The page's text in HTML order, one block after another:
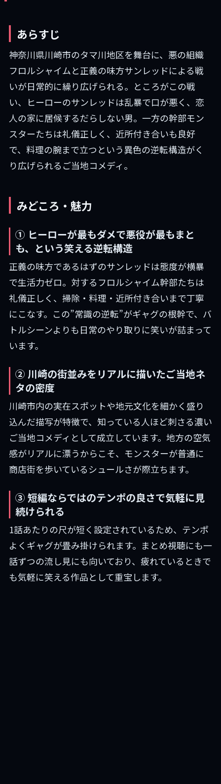
あらすじ
神奈川県川崎市のタマ川地区を舞台に、悪の組織
フロルシャイムと正義の味方サンレッドによる戦
いが日常的に繰り広げられる。ところがこの戦
い、ヒーローのサンレッドは乱暴で口が悪く、恋
人の家に居候するだらしない男。一方の幹部モン
スターたちは礼儀正しく、近所付き合いも良好
で、料理の腕まで立つという異色の逆転構造がく
り広げられるご当地コメディ。
みどころ・魅力
① ヒーローが最もダメで悪役が最もまと
も、という笑える逆転構造
正義の味方であるはずのサンレッドは態度が横暴
で生活力ゼロ。対するフロルシャイム幹部たちは
礼儀正しく、掃除・料理・近所付き合いまで丁寧
にこなす。この”常識の逆転”がギャグの根幹で、バ
トルシーンよりも日常のやり取りに笑いが詰まって
います。
② 川崎の街並みをリアルに描いたご当地ネ
タの密度
川崎市内の実在スポットや地元文化を細かく盛り
込んだ描写が特徴で、知っている人ほど刺さる濃い
ご当地コメディとして成立しています。地方の空気
感がリアルに漂うからこそ、モンスターが普通に
商店街を歩いているシュールさが際立ちます。
③ 短編ならではのテンポの良さで気軽に見
続けられる
1話あたりの尺が短く設定されているため、テンポ
よくギャグが畳み掛けられます。まとめ視聴にも一
話ずつの流し見にも向いており、疲れているときで
も気軽に笑える作品として重宝します。